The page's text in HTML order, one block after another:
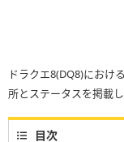
ドラクエ8(DQ8)におけ
所とステータスを掲載し
目次